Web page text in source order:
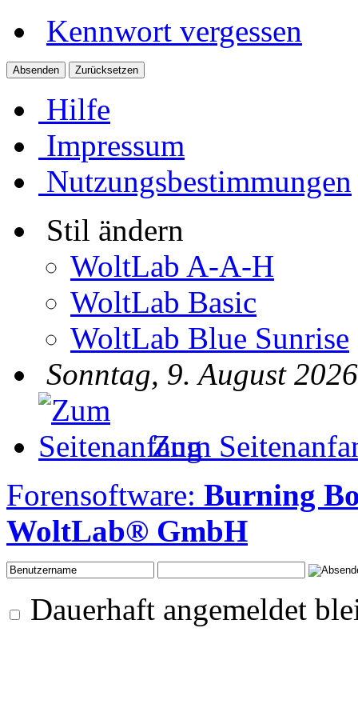
Kennwort vergessen
Hilfe
Impressum
Nutzungsbestimmungen
Stil ändern
WoltLab A-A-H
WoltLab Basic
WoltLab Blue Sunrise
Sonntag, 9. August
Zum
Forensoftware: Burning
WoltLab® GmbH
Dauerhaft angemeldet